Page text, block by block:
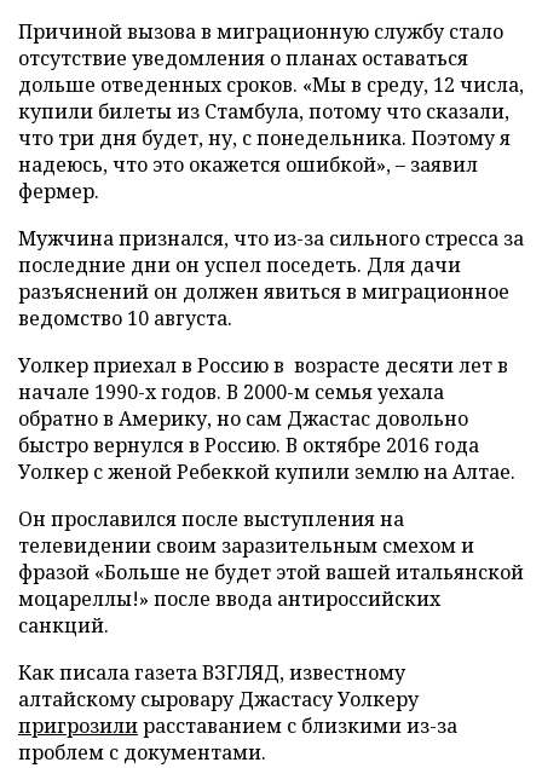
Причиной вызова в миграционную службу стало
отсутствие уведомления о планах оставаться
дольше отведенных сроков. «Мы в среду, 12 числа,
купили билеты из Стамбула, потому что сказали,
что три дня будет, ну, с понедельника. Поэтому я
надеюсь, что это окажется ошибкой», – заявил
фермер.
Мужчина признался, что из-за сильного стресса за
последние дни он успел поседеть. Для дачи
разъяснений он должен явиться в миграционное
ведомство 10 августа.
Уолкер приехал в Россию в возрасте десяти лет в
начале 1990-х годов. В 2000-м семья уехала
обратно в Америку, но сам Джастас довольно
быстро вернулся в Россию. В октябре 2016 года
Уолкер с женой Ребеккой купили землю на Алтае.
Он прославился после выступления на
телевидении своим заразительным смехом и
фразой «Больше не будет этой вашей итальянской
моцареллы!» после ввода антироссийских
санкций.
Как писала газета ВЗГЛЯД, известному
алтайскому сыровару Джастасу Уолкеру
пригрозилирасставанием с близкими из-за
проблем с документами.